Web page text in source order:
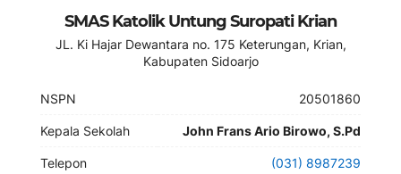
SMAS Katolik Untung Suropati Krian
JL. Ki Hajar Dewantara no. 175 Keterungan, Krian,
Kabupaten Sidoarjo
NSPN 20501860
Kepala Sekolah John Frans Ario Birowo, S.Pd
Telepon (031) 8987239